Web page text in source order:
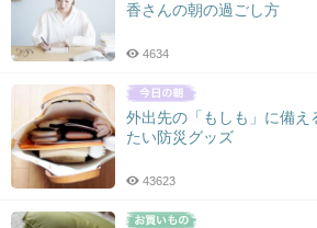
香さんの朝の過ごし方
4634
外出先の「もしも」に備え
たい防災グッズ
43623